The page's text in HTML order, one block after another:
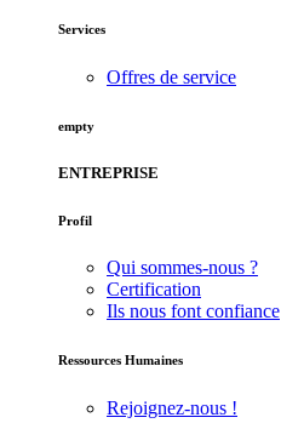
Services
Offres de service
empty
ENTREPRISE
Profil
Qui sommes-nous ?
Certification
Ils nous font confiance
Ressources Humaines
Rejoignez-nous !